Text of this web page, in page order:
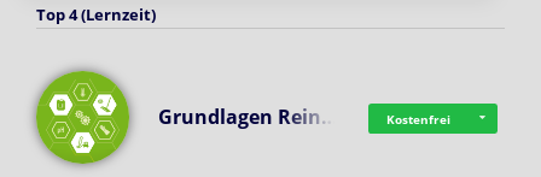
Top 4 (Lernzeit)
Grundlagen Rein… Kostenfrei